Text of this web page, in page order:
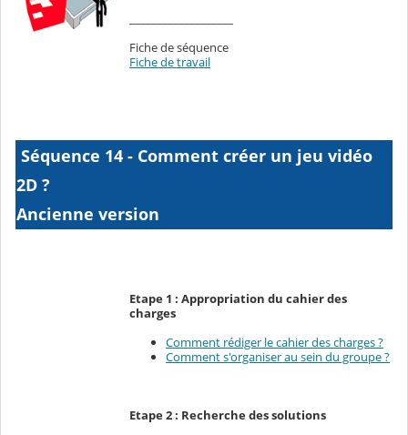
Fiche de séquence
Fiche de travail
Séquence 14 - Comment créer un jeu vidéo
2D ?
Ancienne version
Etape 1 : Appropriation du cahier des
charges
Comment rédiger le cahier des charges ?
Comment s'organiser au sein du groupe ?
Etape 2 : Recherche des solutions